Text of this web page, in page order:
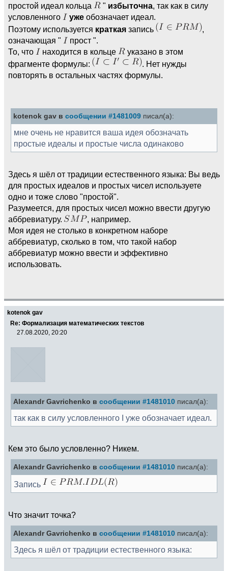
простой идеал кольца
" избыточна, так как в силу
условленного
уже обозначает идеал.
Поэтому используется краткая запись
,
означающая "
прост ".
То, что
находится в кольце
указано в этом
фрагменте формулы:
. Нет нужды
повторять в остальных частях формулы.
kotenok gav в сообщении #1481009 писал(а):
мне очень не нравится ваша идея обозначать
простые идеалы и простые числа одинаково
Здесь я шёл от традиции естественного языка: Вы ведь
для простых идеалов и простых чисел используете
одно и тоже слово "простой".
Разумеется, для простых чисел можно ввести другую
аббревиатуру.
, например.
Моя идея не столько в конкретном наборе
аббревиатур, сколько в том, что такой набор
аббревиатур можно ввести и эффективно
использовать.
kotenok gav
Re: Формализация математических текстов
27.08.2020, 20:20
Alexandr Gavrichenko в сообщении #1481010 писал(а):
так как в силу условленного I уже обозначает идеал.
Кем это было условленно? Никем.
Alexandr Gavrichenko в сообщении #1481010 писал(а):
Запись
Что значит точка?
Alexandr Gavrichenko в сообщении #1481010 писал(а):
Здесь я шёл от традиции естественного языка: